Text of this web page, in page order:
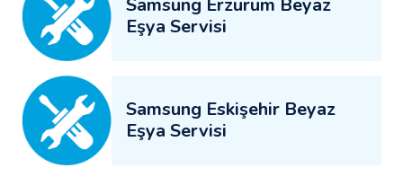
Eşya Servisi
Samsung Eskişehir Beyaz
Eşya Servisi